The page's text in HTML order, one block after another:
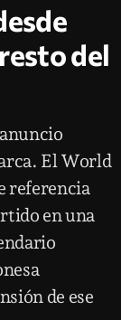
del
El World
referencia
en una
de ese